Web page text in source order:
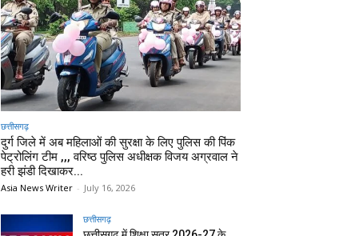
छत्तीसगढ़
दुर्ग जिले में अब महिलाओं की सुरक्षा के लिए पुलिस की पिंक
पेट्रोलिंग टीम ,,, वरिष्ठ पुलिस अधीक्षक विजय अग्रवाल ने
हरी झंडी दिखाकर...
Asia News Writer - July 16, 2026
छत्तीसगढ़